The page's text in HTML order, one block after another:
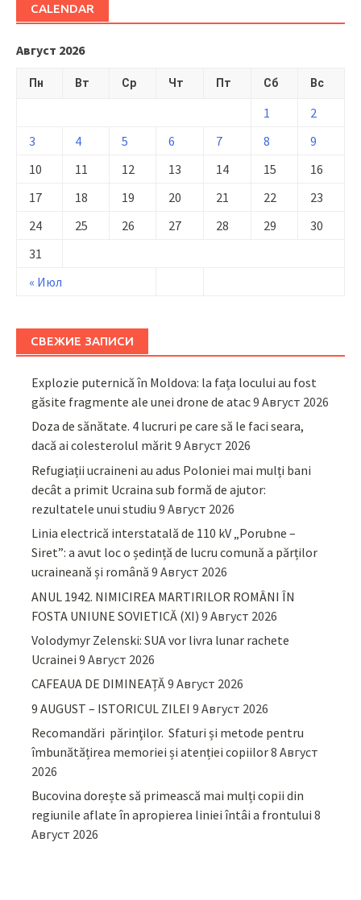
CALENDAR
Август 2026
Пн Вт Ср Чт Пт Сб Вс
« Июл
1
2
3
4 5 6 7 8
9
10
11 12 13 14 15
16
17
18 19 20 21 22
23
24
25 26 27 28 29
30
31
СВЕЖИЕ ЗАПИСИ
Explozie puternică în Moldova: la fața locului au fost
găsite fragmente ale unei drone de atac9 Август 2026
Doza de sănătate. 4 lucruri pe care să le faci seara,
dacă ai colesterolul mărit9 Август 2026
Refugiații ucraineni au adus Poloniei mai mulți bani
decât a primit Ucraina sub formă de ajutor:
rezultatele unui studiu 9 Август 2026
Linia electrică interstatală de 110 kV „Porubne –
Siret”: a avut loc o ședință de lucru comună a părților
ucraineană și română 9 Август 2026
ANUL 1942. NIMICIREA MARTIRILOR ROMÂNI ÎN
FOSTA UNIUNE SOVIETICĂ (XI) 9 Август 2026
Volodymyr Zelenski: SUA vor livra lunar rachete
Ucrainei 9 Август 2026
CAFEAUA DE DIMINEAȚĂ9 Август 2026
9 AUGUST – ISTORICUL ZILEI 9 Август 2026
Recomandări părinţilor. Sfaturi și metode pentru
îmbunătățirea memoriei și atenției copiilor8 Август
2026
Bucovina dorește să primească mai mulți copii din
regiunile aflate în apropierea liniei întâi a frontului 8
Август 2026